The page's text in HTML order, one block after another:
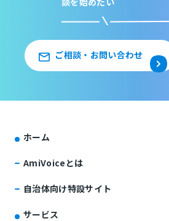
ご相談・お問い合わせ
ホーム
AmiVoiceとは
自治体向け特設サイト
サービス